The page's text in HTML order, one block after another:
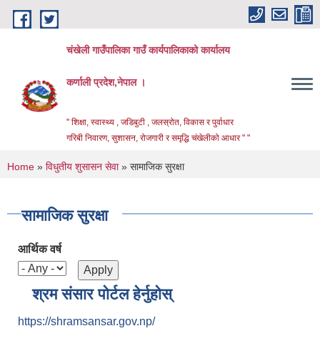
Skip to main content
चंखेली गाउँपालिका गाउँ कार्यपालिकाको कार्यालय
कर्णाली प्रदेश,नेपाल ।
" शिक्षा, स्वास्थ्य , जडिबुटी , जलस्रोत, विकास र पुर्वाधार
गरिबी निवारण, सुशासन, रोजगारी र समृद्धि चंखेलीको आधार " "
You are here
Home » विधुतीय शुसासन सेवा» सामाजिक सुरक्षा
सामाजिक सुरक्षा
आर्थिक वर्ष
श्रम संसार पोर्टल हेर्नुहोस्
https://shramsansar.gov.np/